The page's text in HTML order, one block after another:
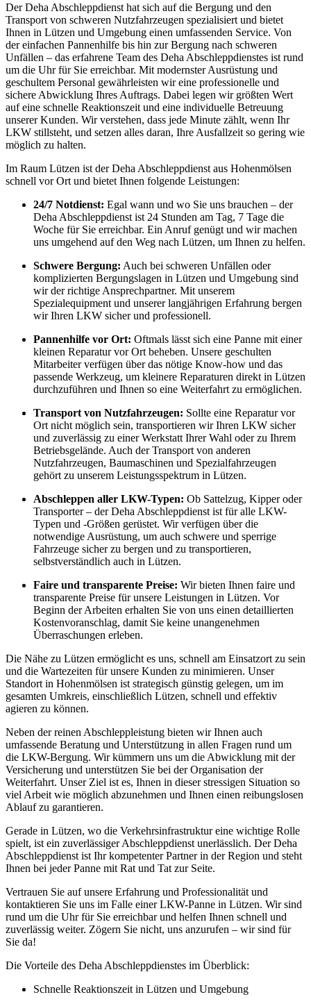
Der Deha Abschleppdienst hat sich auf die Bergung und den
Transport von schweren Nutzfahrzeugen spezialisiert und bietet
Ihnen in Lützen und Umgebung einen umfassenden Service. Von
der einfachen Pannenhilfe bis hin zur Bergung nach schweren
Unfällen – das erfahrene Team des Deha Abschleppdienstes ist rund
um die Uhr für Sie erreichbar. Mit modernster Ausrüstung und
geschultem Personal gewährleisten wir eine professionelle und
sichere Abwicklung Ihres Auftrags. Dabei legen wir größten Wert
auf eine schnelle Reaktionszeit und eine individuelle Betreuung
unserer Kunden. Wir verstehen, dass jede Minute zählt, wenn Ihr
LKW stillsteht, und setzen alles daran, Ihre Ausfallzeit so gering wie
möglich zu halten.
Im Raum Lützen ist der Deha Abschleppdienst aus Hohenmölsen
schnell vor Ort und bietet Ihnen folgende Leistungen:
24/7 Notdienst: Egal wann und wo Sie uns brauchen – der
Deha Abschleppdienst ist 24 Stunden am Tag, 7 Tage die
Woche für Sie erreichbar. Ein Anruf genügt und wir machen
uns umgehend auf den Weg nach Lützen, um Ihnen zu helfen.
Schwere Bergung: Auch bei schweren Unfällen oder
komplizierten Bergungslagen in Lützen und Umgebung sind
wir der richtige Ansprechpartner. Mit unserem
Spezialequipment und unserer langjährigen Erfahrung bergen
wir Ihren LKW sicher und professionell.
Pannenhilfe vor Ort: Oftmals lässt sich eine Panne mit einer
kleinen Reparatur vor Ort beheben. Unsere geschulten
Mitarbeiter verfügen über das nötige Know-how und das
passende Werkzeug, um kleinere Reparaturen direkt in Lützen
durchzuführen und Ihnen so eine Weiterfahrt zu ermöglichen.
Transport von Nutzfahrzeugen: Sollte eine Reparatur vor
Ort nicht möglich sein, transportieren wir Ihren LKW sicher
und zuverlässig zu einer Werkstatt Ihrer Wahl oder zu Ihrem
Betriebsgelände. Auch der Transport von anderen
Nutzfahrzeugen, Baumaschinen und Spezialfahrzeugen
gehört zu unserem Leistungsspektrum in Lützen.
Abschleppen aller LKW-Typen: Ob Sattelzug, Kipper oder
Transporter – der Deha Abschleppdienst ist für alle LKW-
Typen und -Größen gerüstet. Wir verfügen über die
notwendige Ausrüstung, um auch schwere und sperrige
Fahrzeuge sicher zu bergen und zu transportieren,
selbstverständlich auch in Lützen.
Faire und transparente Preise: Wir bieten Ihnen faire und
transparente Preise für unsere Leistungen in Lützen. Vor
Beginn der Arbeiten erhalten Sie von uns einen detaillierten
Kostenvoranschlag, damit Sie keine unangenehmen
Überraschungen erleben.
Die Nähe zu Lützen ermöglicht es uns, schnell am Einsatzort zu sein
und die Wartezeiten für unsere Kunden zu minimieren. Unser
Standort in Hohenmölsen ist strategisch günstig gelegen, um im
gesamten Umkreis, einschließlich Lützen, schnell und effektiv
agieren zu können.
Neben der reinen Abschleppleistung bieten wir Ihnen auch
umfassende Beratung und Unterstützung in allen Fragen rund um
die LKW-Bergung. Wir kümmern uns um die Abwicklung mit der
Versicherung und unterstützen Sie bei der Organisation der
Weiterfahrt. Unser Ziel ist es, Ihnen in dieser stressigen Situation so
viel Arbeit wie möglich abzunehmen und Ihnen einen reibungslosen
Ablauf zu garantieren.
Gerade in Lützen, wo die Verkehrsinfrastruktur eine wichtige Rolle
spielt, ist ein zuverlässiger Abschleppdienst unerlässlich. Der Deha
Abschleppdienst ist Ihr kompetenter Partner in der Region und steht
Ihnen bei jeder Panne mit Rat und Tat zur Seite.
Vertrauen Sie auf unsere Erfahrung und Professionalität und
kontaktieren Sie uns im Falle einer LKW-Panne in Lützen. Wir sind
rund um die Uhr für Sie erreichbar und helfen Ihnen schnell und
zuverlässig weiter. Zögern Sie nicht, uns anzurufen – wir sind für
Sie da!
Die Vorteile des Deha Abschleppdienstes im Überblick:
Schnelle Reaktionszeit in Lützen und Umgebung